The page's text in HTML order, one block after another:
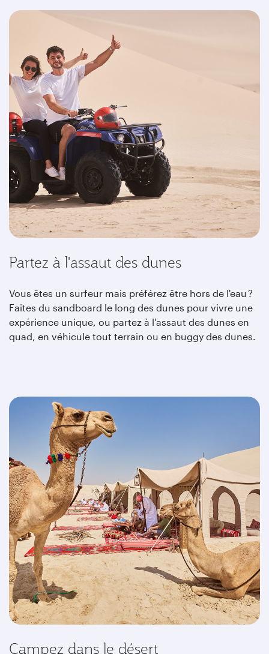
Partez à l'assaut des dunes
Vous êtes un surfeur mais préférez être hors de l'eau ?
Faites du sandboard le long des dunes pour vivre une
expérience unique, ou partez à l'assaut des dunes en
quad, en véhicule tout terrain ou en buggy des dunes.
Campez dans le désert